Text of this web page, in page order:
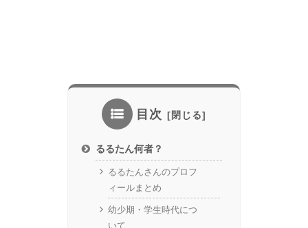
目次
るるたん何者？
るるたんさんのプロフ
ィールまとめ
幼少期・学生時代につ
いて